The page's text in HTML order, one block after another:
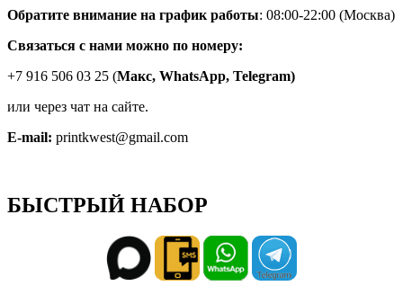
Обратите внимание на график работы: 08:00-22:00 (Москва)
Связаться с нами можно по номеру:
+7 916 506 03 25 (Макс, WhatsApp, Telegram)
или через чат на сайте.
E-mail: printkwest@gmail.com
БЫСТРЫЙ НАБОР